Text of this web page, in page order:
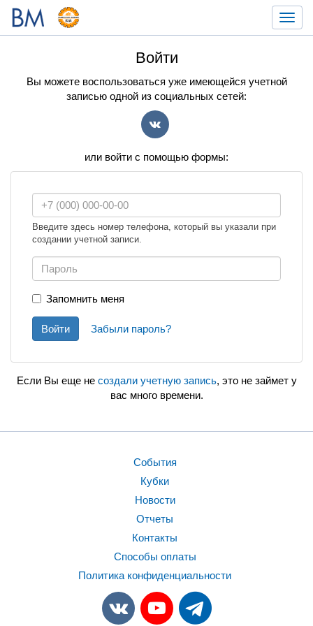
Войти
Вы можете воспользоваться уже имеющейся учетной
записью одной из социальных сетей:
или войти с помощью формы:
Введите здесь номер телефона, который вы указали при
создании учетной записи.
Запомнить меня
Войти Забыли пароль?
Если Вы еще не создали учетную запись, это не займет у
вас много времени.
События
Кубки
Новости
Отчеты
Контакты
Способы оплаты
Политика конфиденциальности